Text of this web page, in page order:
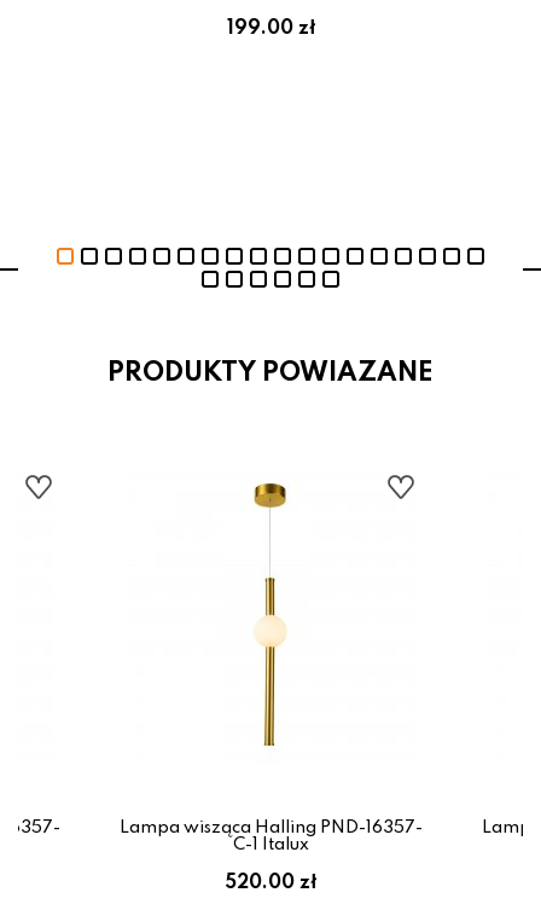
199.00 zł
PRODUKTY POWIAZANE
Lampa wisząca Halling PND-16357-
C-1 Italux
520.00 zł